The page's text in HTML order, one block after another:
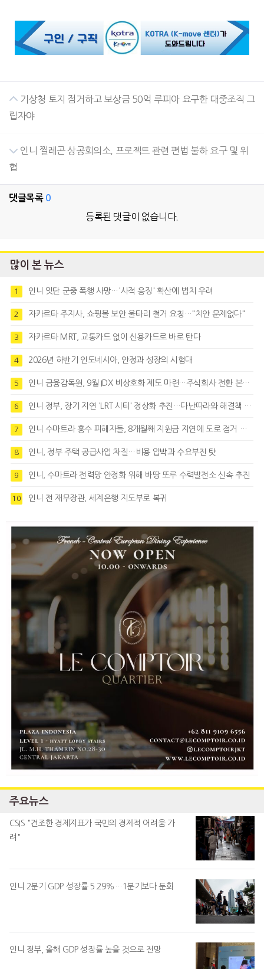
기상청 토지 점거하고 보상금 50억 루피아 요구한 대중조직 그
립자야
인니 찔레곤 상공회의소, 프로젝트 관련 편법 불하 요구 및 위
협
댓글목록 0
등록된 댓글이 없습니다.
많이 본 뉴스
1 인니 잇단 군중 폭행 사망…'사적 응징' 확산에 법치 우려
2 자카르타 주지사, 쇼핑몰 보안 울타리 철거 요청…"치안 문제없다"
3 자카르타 MRT, 교통카드 없이 신용카드로 바로 탄다
4 2026년 하반기 인도네시아, 안정과 성장의 시험대
5 인니 금융감독원, 9월 IDX 비상호화 제도 마련…주식회사 전환 본격화
6 인니 정부, 장기 지연 'LRT 시티' 정상화 추진…다난따라와 해결책 모색
7 인니 수마트라 홍수 피해자들, 8개월째 지원금 지연에 도로 점거 시위
8 인니, 정부 주택 공급사업 차질…비용 압박과 수요부진 탓
9 인니, 수마트라 전력망 안정화 위해 바땅 또루 수력발전소 신속 추진
10 인니 전 재무장관, 세계은행 지도부로 복귀
주요뉴스
CSIS "견조한 경제지표가 국민의 경제적 어려움 가
려"
인니 2분기 GDP 성장률 5.29%…1분기보다 둔화
인니 정부, 올해 GDP 성장률 높을 것으로 전망